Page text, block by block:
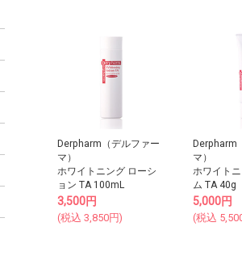
Derpharm（デルファー
マ）
ホワイトニング ローシ
ョン TA 100mL
3,500円
(税込3,850円)
Derpharm
マ）
ホワイト
ム TA 40g
5,000円
(税込